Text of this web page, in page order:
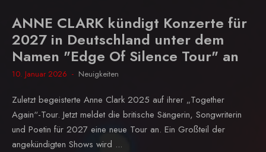
ANNE CLARK kündigt Konzerte für
2027 in Deutschland unter dem
Namen "Edge Of Silence Tour" an
10. Januar 2026 Neuigkeiten
Zuletzt begeisterte Anne Clark 2025 auf ihrer „Together
Again“-Tour. Jetzt meldet die britische Sängerin, Songwriterin
und Poetin für 2027 eine neue Tour an. Ein Großteil der
angekündigten Shows wird ...